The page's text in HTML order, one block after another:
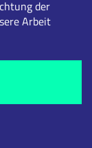
der
Arbeit